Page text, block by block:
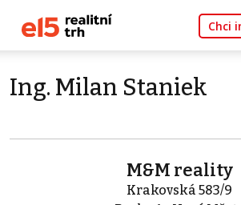
Chci
Ing. Milan Staniek
M&M reality
Krakovská 583/9